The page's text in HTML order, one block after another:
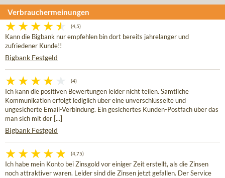
Verbrauchermeinungen
(4,5)
Kann die Bigbank nur empfehlen bin dort bereits jahrelanger und
zufriedener Kunde!!
Bigbank Festgeld
(4)
Ich kann die positiven Bewertungen leider nicht teilen. Sämtliche
Kommunikation erfolgt lediglich über eine unverschlüsselte und
ungesicherte Email-Verbindung. Ein gesichertes Kunden-Postfach über das
man sich mit der [...]
Bigbank Festgeld
(4,75)
Ich habe mein Konto bei Zinsgold vor einiger Zeit erstellt, als die Zinsen
noch attraktiver waren. Leider sind die Zinsen jetzt gefallen. Der Service